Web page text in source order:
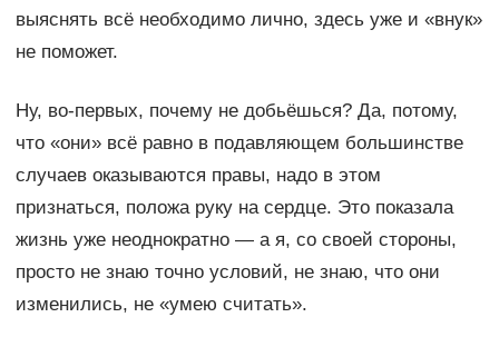
выяснять всё необходимо лично, здесь уже и «внук»
не поможет.
Ну, во-первых, почему не добьёшься? Да, потому,
что «они» всё равно в подавляющем большинстве
случаев оказываются правы, надо в этом
признаться, положа руку на сердце. Это показала
жизнь уже неоднократно — а я, со своей стороны,
просто не знаю точно условий, не знаю, что они
изменились, не «умею считать».